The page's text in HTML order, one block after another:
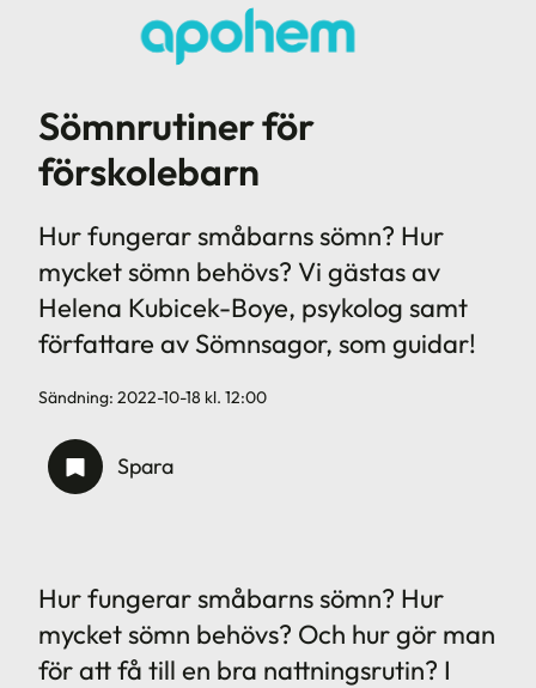
Sömnrutiner för
förskolebarn
Hur fungerar småbarns sömn? Hur
mycket sömn behövs? Vi gästas av
Helena Kubicek-Boye, psykolog samt
författare av Sömnsagor, som guidar!
Sändning: 2022-10-18 kl. 12:00
Spara
Hur fungerar småbarns sömn? Hur
mycket sömn behövs? Och hur gör man
för att få till en bra nattningsrutin? I